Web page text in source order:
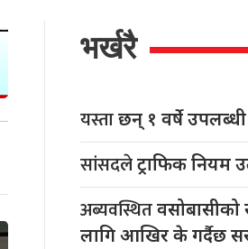
भर्खरै
यस्ताछन् १ वर्षे उपलब्धी
सांसदलेट्राफिक नियम
अब्यवस्थित
लागि आखिर के गर्दैछ